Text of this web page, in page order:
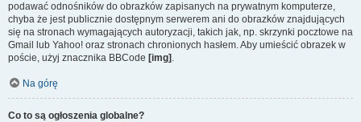
podawać odnośników do obrazków zapisanych na prywatnym komputerze,
chyba że jest publicznie dostępnym serwerem ani do obrazków znajdujących
się na stronach wymagających autoryzacji, takich jak, np. skrzynki pocztowe na
Gmail lub Yahoo! oraz stronach chronionych hasłem. Aby umieścić obrazek w
poście, użyj znacznika BBCode [img] .
Na górę
Co to są ogłoszenia globalne?